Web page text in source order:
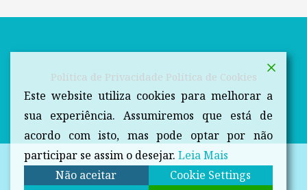
Política de Privacidade Política de Cookies
Este website utiliza cookies para melhorar a
sua experiência. Assumiremos que está de
acordo com isto, mas pode optar por não
participar se assim o desejar. Leia Mais
Não aceitar
Cookie Settings